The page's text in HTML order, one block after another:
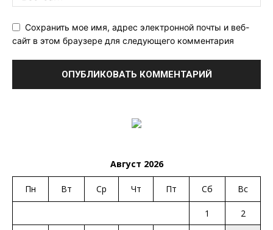
Сохранить мое имя, адрес электронной почты и веб-
сайт в этом браузере для следующего комментария
Август 2026
Пн Вт Ср Чт Пт Сб Вс
1
2